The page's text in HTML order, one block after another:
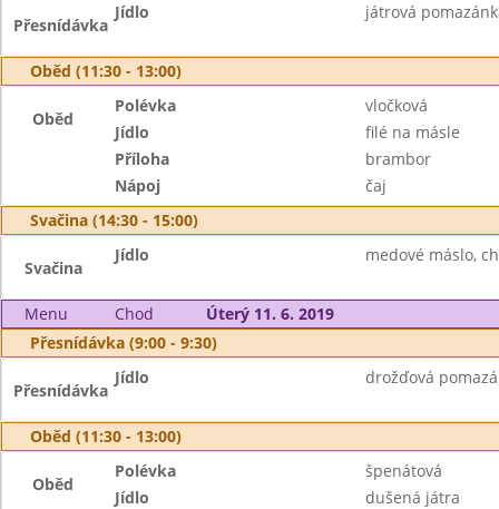
Přesnídávka
Jídlo játrová
Oběd (11:30 - 13:00)
Oběd
Polévka
vločková
Jídlo
filé na másle
Příloha
brambor
Nápoj
čaj
Svačina (14:30 - 15:00)
Svačina
Jídlo medové máslo,
Menu Chod
Úterý 11. 6. 2019
Přesnídávka (9:00 - 9:30)
Přesnídávka
Jídlo drožďová
Oběd (11:30 - 13:00)
Oběd
Polévka
špenátová
Jídlo
dušená játra